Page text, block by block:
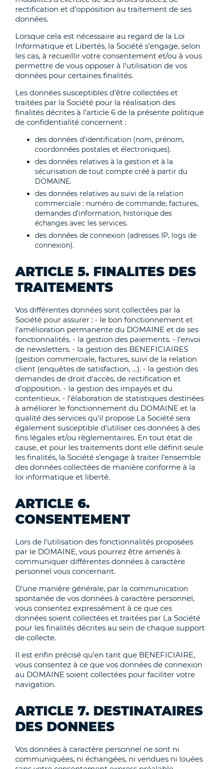
rectification et d’opposition au traitement de ses
données.
Lorsque cela est nécessaire au regard de la Loi
Informatique et Libertés, la Société s’engage, selon
les cas, à recueillir votre consentement et/ou à vous
permettre de vous opposer à l’utilisation de vos
données pour certaines finalités.
Les données susceptibles d’être collectées et
traitées par la Société pour la réalisation des
finalités décrites à l’article 6 de la présente politique
de confidentialité concernent :
des données d’identification (nom, prénom,
coordonnées postales et électroniques).
des données relatives à la gestion et à la
sécurisation de tout compte créé à partir du
DOMAINE.
des données relatives au suivi de la relation
commerciale : numéro de commande, factures,
demandes d’information, historique des
échanges avec les services.
des données de connexion (adresses IP, logs de
connexion).
ARTICLE 5. FINALITES DES
TRAITEMENTS
Vos différentes données sont collectées par la
Société pour assurer : - le bon fonctionnement et
l’amélioration permanente du DOMAINE et de ses
fonctionnalités. - la gestion des paiements. - l’envoi
de newsletters. - la gestion des BENEFICIAIRES
(gestion commerciale, factures, suivi de la relation
client (enquêtes de satisfaction, …). - la gestion des
demandes de droit d'accès, de rectification et
d’opposition. - la gestion des impayés et du
contentieux. - l’élaboration de statistiques destinées
à améliorer le fonctionnement du DOMAINE et la
qualité des services qu’il propose La Société sera
également susceptible d’utiliser ces données à des
fins légales et/ou règlementaires. En tout état de
cause, et pour les traitements dont elle définit seule
les finalités, la Société s’engage à traiter l’ensemble
des données collectées de manière conforme à la
loi informatique et liberté.
ARTICLE 6.
CONSENTEMENT
Lors de l’utilisation des fonctionnalités proposées
par le DOMAINE, vous pourrez être amenés à
communiquer différentes données à caractère
personnel vous concernant.
D’une manière générale, par la communication
spontanée de vos données à caractère personnel,
vous consentez expressément à ce que ces
données soient collectées et traitées par La Société
pour les finalités décrites au sein de chaque support
de collecte.
Il est enfin précisé qu’en tant que BENEFICIAIRE,
vous consentez à ce que vos données de connexion
au DOMAINE soient collectées pour faciliter votre
navigation.
ARTICLE 7. DESTINATAIRES
DES DONNEES
Vos données à caractère personnel ne sont ni
communiquées, ni échangées, ni vendues ni louées